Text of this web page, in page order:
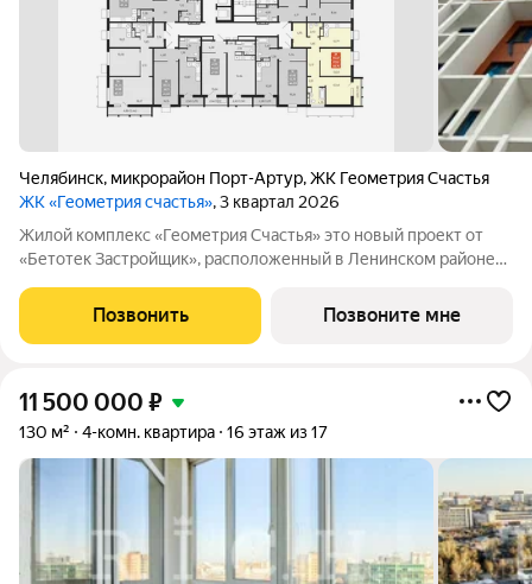
Челябинск, микрорайон Порт-Артур,ЖК Геометрия Счастья
ЖК «Геометрия счастья», 3 квартал 2026
Жилой комплекс «Геометрия Счастья» это новый проект от
«Бетотек Застройщик», расположенный в Ленинском районе
этажный дом комфорт-класса из трехслойных панелей завода
«Бетотек». В доме
Позвонить Позвоните мне
11 500 000 ₽
130 м² 4-комн. квартира 16 этаж из 17